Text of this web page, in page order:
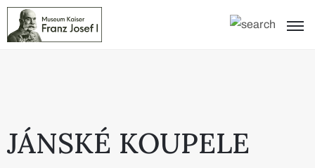
JÁNSKÉ KOUPELE